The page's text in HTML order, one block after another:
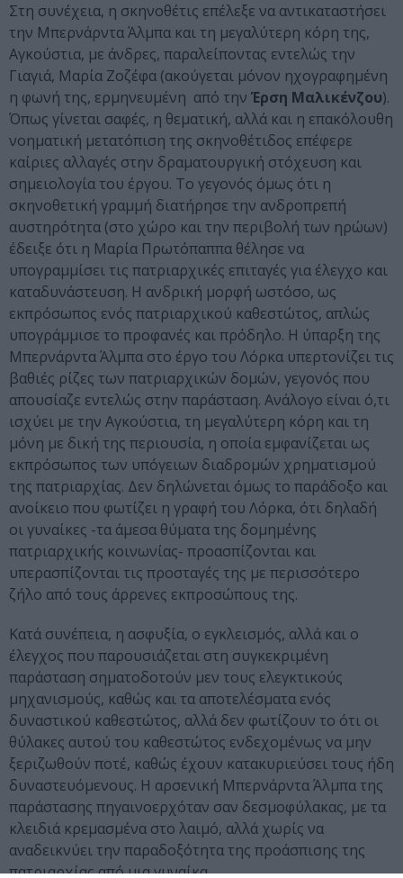
Στη συνέχεια, η σκηνοθέτις επέλεξε να αντικαταστήσει
την Μπερνάρντα Άλμπα και τη μεγαλύτερη κόρη της,
Αγκούστια, με άνδρες, παραλείποντας εντελώς την
Γιαγιά, Μαρία Ζοζέφα (ακούγεται μόνον ηχογραφημένη
η φωνή της, ερμηνευμένη από την Έρση Μαλικένζου).
Όπως γίνεται σαφές, η θεματική, αλλά και η επακόλουθη
νοηματική μετατόπιση της σκηνοθέτιδος επέφερε
καίριες αλλαγές στην δραματουργική στόχευση και
σημειολογία του έργου. Το γεγονός όμως ότι η
σκηνοθετική γραμμή διατήρησε την ανδροπρεπή
αυστηρότητα (στο χώρο και την περιβολή των ηρώων)
έδειξε ότι η Μαρία Πρωτόπαππα θέλησε να
υπογραμμίσει τις πατριαρχικές επιταγές για έλεγχο και
καταδυνάστευση. Η ανδρική μορφή ωστόσο, ως
εκπρόσωπος ενός πατριαρχικού καθεστώτος, απλώς
υπογράμμισε το προφανές και πρόδηλο. Η ύπαρξη της
Μπερνάρντα Άλμπα στο έργο του Λόρκα υπερτονίζει τις
βαθιές ρίζες των πατριαρχικών δομών, γεγονός που
απουσίαζε εντελώς στην παράσταση. Ανάλογο είναι ό,τι
ισχύει με την Αγκούστια, τη μεγαλύτερη κόρη και τη
μόνη με δική της περιουσία, η οποία εμφανίζεται ως
εκπρόσωπος των υπόγειων διαδρομών χρηματισμού
της πατριαρχίας. Δεν δηλώνεται όμως το παράδοξο και
ανοίκειο που φωτίζει η γραφή του Λόρκα, ότι δηλαδή
οι γυναίκες -τα άμεσα θύματα της δομημένης
πατριαρχικής κοινωνίας- προασπίζονται και
υπερασπίζονται τις προσταγές της με περισσότερο
ζήλο από τους άρρενες εκπροσώπους της.
Κατά συνέπεια, η ασφυξία, ο εγκλεισμός, αλλά και ο
έλεγχος που παρουσιάζεται στη συγκεκριμένη
παράσταση σηματοδοτούν μεν τους ελεγκτικούς
μηχανισμούς, καθώς και τα αποτελέσματα ενός
δυναστικού καθεστώτος, αλλά δεν φωτίζουν το ότι οι
θύλακες αυτού του καθεστώτος ενδεχομένως να μην
ξεριζωθούν ποτέ, καθώς έχουν κατακυριεύσει τους ήδη
δυναστευόμενους. Η αρσενική Μπερνάρντα Άλμπα της
παράστασης πηγαινοερχόταν σαν δεσμοφύλακας, με τα
κλειδιά κρεμασμένα στο λαιμό, αλλά χωρίς να
αναδεικνύει την παραδοξότητα της προάσπισης της
πατριαρχίας από μια γυναίκα.